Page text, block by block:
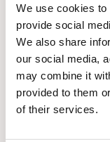
We use cookies
provide social
We also share
our social media,
may combine it
provided to them
of their services.